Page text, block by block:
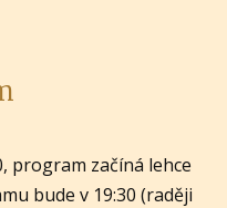
program začíná lehce
bude v 19:30 (raději